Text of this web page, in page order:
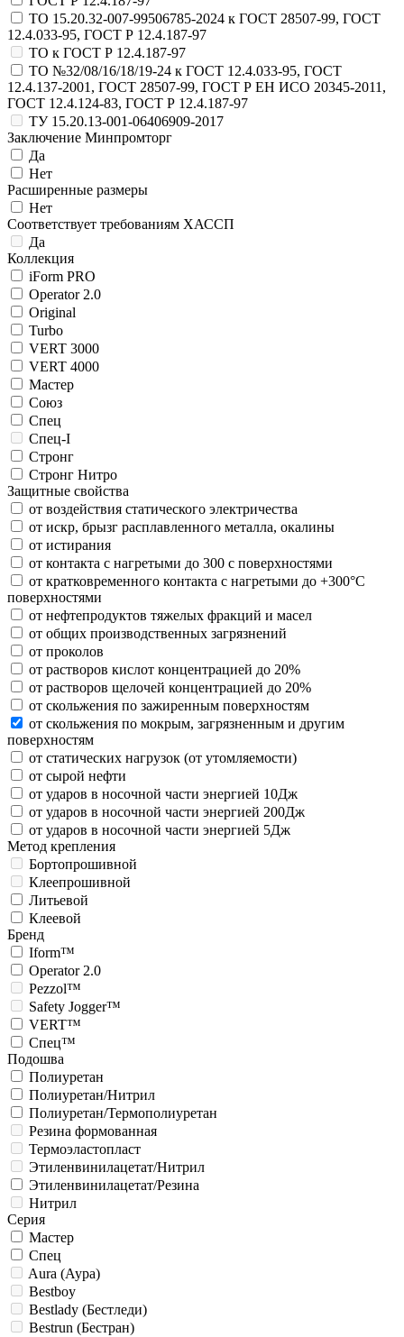
ТО 15.20.32-007-99506785-2024 к ГОСТ 28507-99, ГОСТ
12.4.033-95, ГОСТ Р 12.4.187-97
ТО к ГОСТ Р 12.4.187-97
ТО №32/08/16/18/19-24 к ГОСТ 12.4.033-95, ГОСТ
12.4.137-2001, ГОСТ 28507-99, ГОСТ Р ЕН ИСО 20345-2011,
ГОСТ 12.4.124-83, ГОСТ Р 12.4.187-97
ТУ 15.20.13-001-06406909-2017
Заключение Минпромторг
Да
Нет
Расширенные размеры
Нет
Соответствует требованиям ХАССП
Да
Коллекция
iForm PRO
Operator 2.0
Original
Turbo
VERT 3000
VERT 4000
Мастер
Союз
Спец
Спец-I
Стронг
Стронг Нитро
Защитные свойства
от воздействия статического электричества
от искр, брызг расплавленного металла, окалины
от истирания
от контакта с нагретыми до 300 с поверхностями
от кратковременного контакта с нагретыми до +300°С
поверхностями
от нефтепродуктов тяжелых фракций и масел
от общих производственных загрязнений
от проколов
от растворов кислот концентрацией до 20%
от растворов щелочей концентрацией до 20%
от скольжения по зажиренным поверхностям
от скольжения по мокрым, загрязненным и другим
поверхностям
от статических нагрузок (от утомляемости)
от сырой нефти
от ударов в носочной части энергией 10Дж
от ударов в носочной части энергией 200Дж
от ударов в носочной части энергией 5Дж
Метод крепления
Бортопрошивной
Клеепрошивной
Литьевой
Клеевой
Бренд
Iform™
Operator 2.0
Pezzol™
Safety Jogger™
VERT™
Спец™
Подошва
Полиуретан
Полиуретан/Нитрил
Полиуретан/Термополиуретан
Резина формованная
Термоэластопласт
Этиленвинилацетат/Нитрил
Этиленвинилацетат/Резина
Нитрил
Серия
Мастер
Спец
Aura (Аура)
Bestboy
Bestlady (Бестледи)
Bestrun (Бестран)